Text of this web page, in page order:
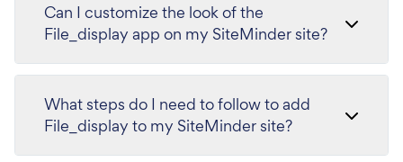
Can I customize the look of the
File_display app on my SiteMinder site?
What steps do I need to follow to add
File_display to my SiteMinder site?